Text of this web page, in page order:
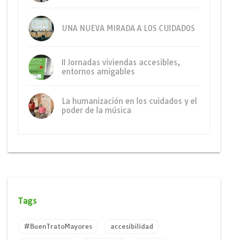
UNA NUEVA MIRADA A LOS CUIDADOS
II Jornadas viviendas accesibles,
entornos amigables
La humanización en los cuidados y el
poder de la música
Tags
#BuenTratoMayores accesibilidad